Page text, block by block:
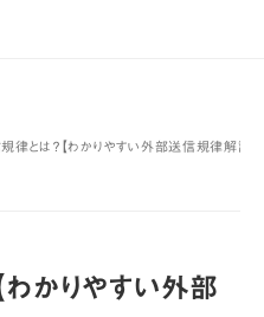
律とは？【わかりやすい外部送信規律解説
かりやすい外部